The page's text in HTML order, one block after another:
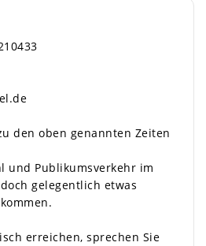
den oben genannten Zeiten
und Publikumsverkehr im
gelegentlich etwas
erreichen, sprechen Sie